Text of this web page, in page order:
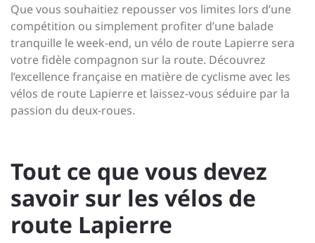
Que vous souhaitiez repousser vos limites lors d’une
compétition ou simplement profiter d’une balade
tranquille le week-end, un vélo de route Lapierre sera
votre fidèle compagnon sur la route. Découvrez
l’excellence française en matière de cyclisme avec les
vélos de route Lapierre et laissez-vous séduire par la
passion du deux-roues.
Tout ce que vous devez
savoir sur les vélos de
route Lapierre